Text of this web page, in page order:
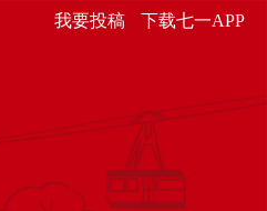
我要投稿 下载七一APP